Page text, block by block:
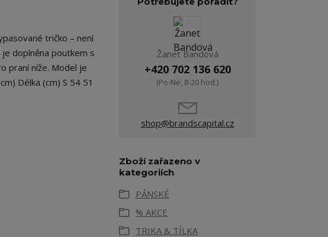
tričko – není
doplněna poutkem s
praní níže. Model je
Délka (cm) S 54 51
Žanet Bandová
+420 702 136 620
(Po-Ne, 8-20 hod.)
shop@brandscapital.cz
Zboží zařazeno v
kategoriích
PÁNSKÉ
% AKCE
TRIKA & TÍLKA